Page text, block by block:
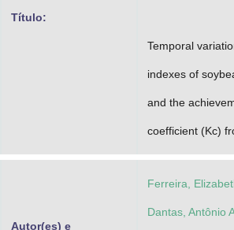
Título:
Temporal
indexes of
and the
coefficient (Kc)
Autor(es) e
Ferreira,
Dantas, Antônio